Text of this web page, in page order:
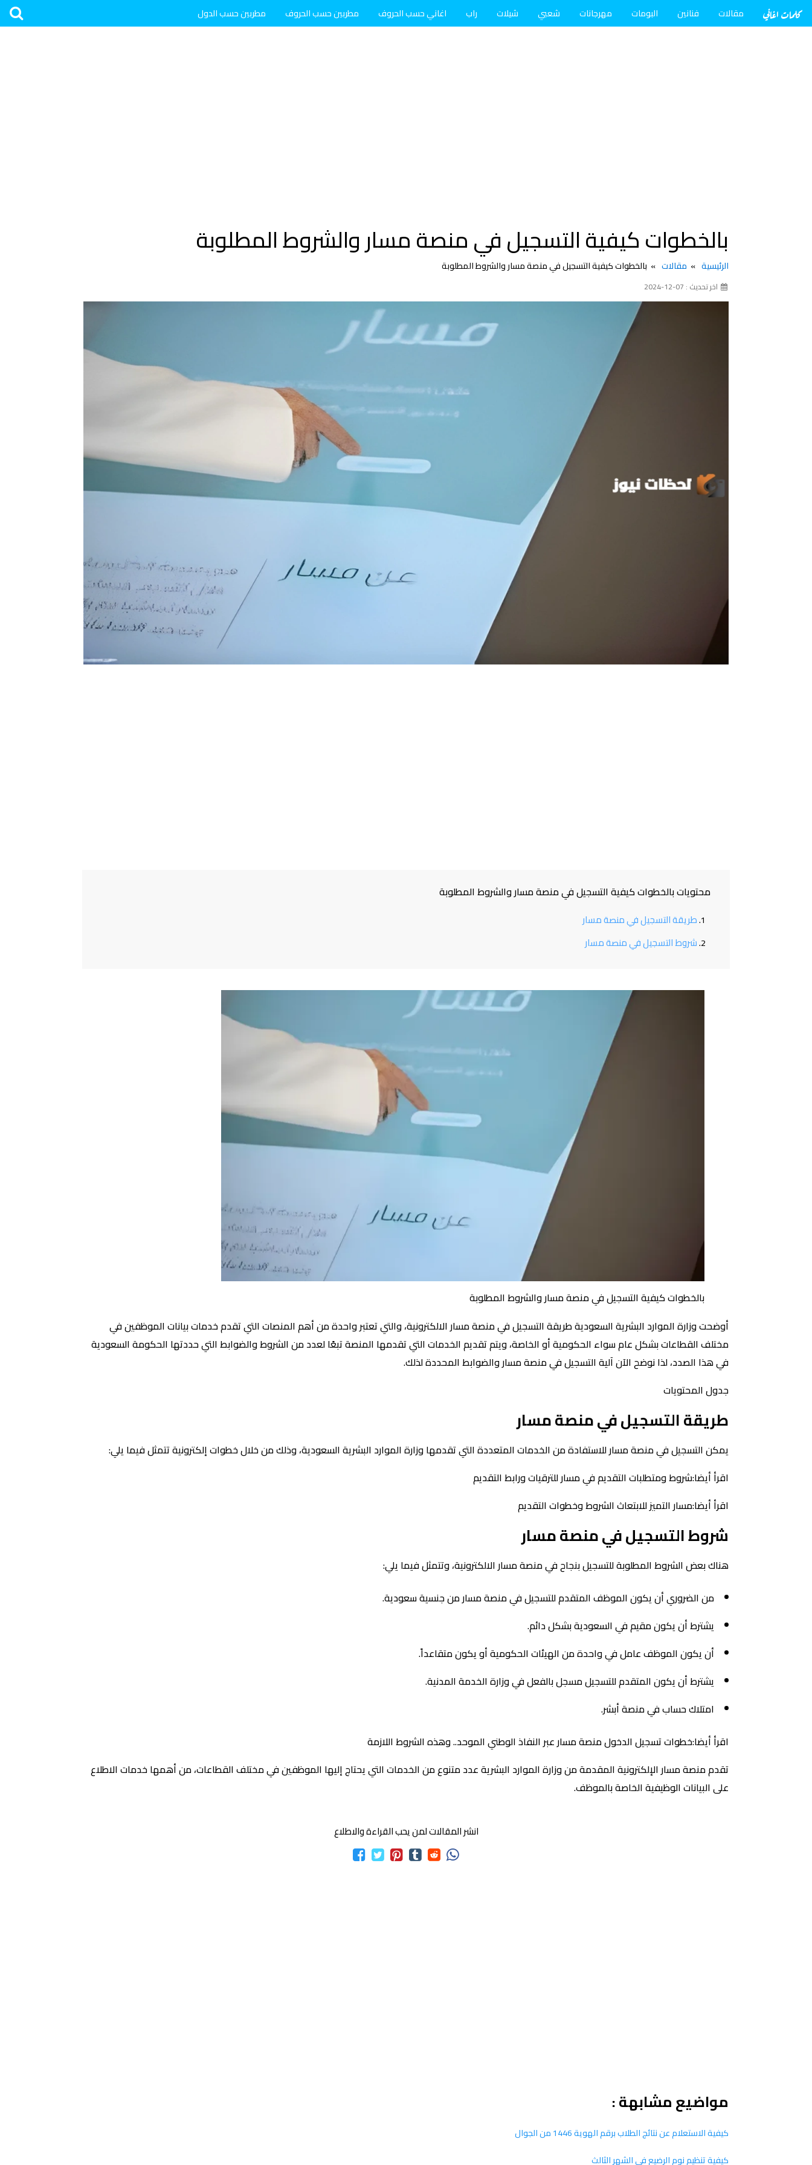
كلمات اغاني مقالات فنانين البومات مهرجانات شعبي شيلات راب اغاني حسب الحروف مطربين حسب الحروف مطربين حسب الدول
بالخطوات كيفية التسجيل في منصة مسار والشروط المطلوبة
الرئيسية مقالات بالخطوات كيفية التسجيل في منصة مسار والشروط المطلوبة
اخر تحديث : 07-12-2024
محتويات بالخطوات كيفية التسجيل في منصة مسار والشروط المطلوبة
طريقة التسجيل في منصة مسار
شروط التسجيل في منصة مسار
بالخطوات كيفية التسجيل في منصة مسار والشروط المطلوبة
أوضحت وزارة الموارد البشرية السعودية طريقة التسجيل في منصة مسار الالكترونية، والتي تعتبر واحدة من أهم المنصات التي تقدم خدمات بيانات الموظفين في
مختلف القطاعات بشكل عام سواء الحكومية أو الخاصة، ويتم تقديم الخدمات التي تقدمها المنصة تبعًا لعدد من الشروط والضوابط التي حددتها الحكومة السعودية
في هذا الصدد، لذا نوضح الآن آلية التسجيل في منصة مسار والضوابط المحددة لذلك.
جدول المحتويات
طريقة التسجيل في منصة مسار
يمكن التسجيل في منصة مسار للاستفادة من الخدمات المتعددة التي تقدمها وزارة الموارد البشرية السعودية، وذلك من خلال خطوات إلكترونية تتمثل فيما يلي:
اقرأ أيضا:شروط ومتطلبات التقديم في مسار للترقيات ورابط التقديم
اقرأ أيضا:مسار التميز للابتعاث الشروط وخطوات التقديم
شروط التسجيل في منصة مسار
هناك بعض الشروط المطلوبة للتسجيل بنجاح في منصة مسار الالكترونية، وتتمثل فيما يلي:
من الضروري أن يكون الموظف المتقدم للتسجيل في منصة مسار من جنسية سعودية.
يشترط أن يكون مقيم في السعودية بشكل دائم.
أن يكون الموظف عامل في واحدة من الهيئات الحكومية أو يكون متقاعداً.
يشترط أن يكون المتقدم للتسجيل مسجل بالفعل في وزارة الخدمة المدنية.
امتلاك حساب في منصة أبشر.
اقرأ أيضا:خطوات تسجيل الدخول منصة مسار عبر النفاذ الوطني الموحد.. وهذه الشروط اللازمة
تقدم منصة مسار الإلكترونية المقدمة من وزارة الموارد البشرية عدد متنوع من الخدمات التي يحتاج إليها الموظفين في مختلف القطاعات، من أهمها خدمات الاطلاع
على البيانات الوظيفية الخاصة بالموظف.
انشر المقالات لمن يحب القراءة والاطلاع
مواضيع مشابهة :
كيفية الاستعلام عن نتائج الطلاب برقم الهوية 1446 من الجوال
كيفية تنظيم نوم الرضيع في الشهر الثالث